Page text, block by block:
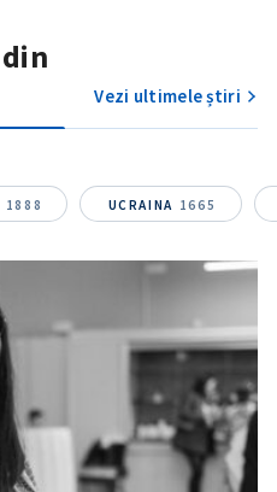
din
Vezi ultimele știri
1888 UCRAINA 1665